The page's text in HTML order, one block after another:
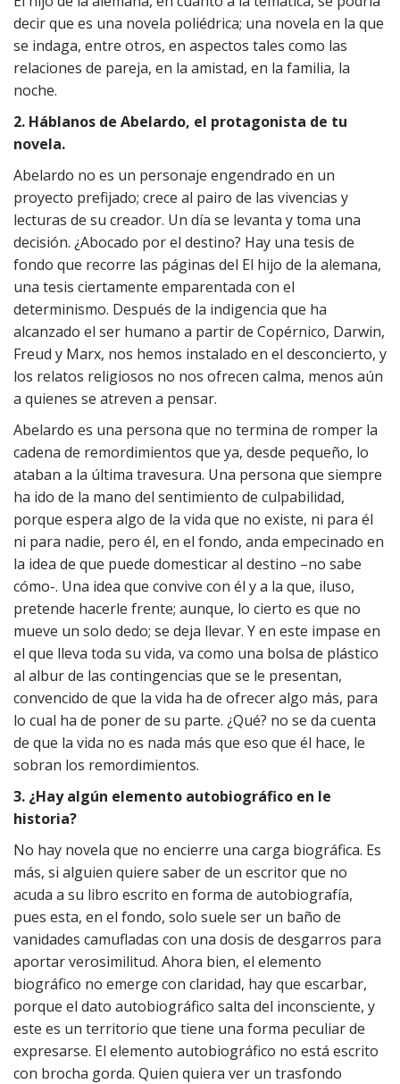
decir que es una novela poliédrica; una novela en la que
se indaga, entre otros, en aspectos tales como las
relaciones de pareja, en la amistad, en la familia, la
noche.
2. Háblanos de Abelardo, el protagonista de tu
novela.
Abelardo no es un personaje engendrado en un
proyecto prefijado; crece al pairo de las vivencias y
lecturas de su creador. Un día se levanta y toma una
decisión. ¿Abocado por el destino? Hay una tesis de
fondo que recorre las páginas del El hijo de la alemana,
una tesis ciertamente emparentada con el
determinismo. Después de la indigencia que ha
alcanzado el ser humano a partir de Copérnico, Darwin,
Freud y Marx, nos hemos instalado en el desconcierto, y
los relatos religiosos no nos ofrecen calma, menos aún
a quienes se atreven a pensar.
Abelardo es una persona que no termina de romper la
cadena de remordimientos que ya, desde pequeño, lo
ataban a la última travesura. Una persona que siempre
ha ido de la mano del sentimiento de culpabilidad,
porque espera algo de la vida que no existe, ni para él
ni para nadie, pero él, en el fondo, anda empecinado en
la idea de que puede domesticar al destino –no sabe
cómo-. Una idea que convive con él y a la que, iluso,
pretende hacerle frente; aunque, lo cierto es que no
mueve un solo dedo; se deja llevar. Y en este impase en
el que lleva toda su vida, va como una bolsa de plástico
al albur de las contingencias que se le presentan,
convencido de que la vida ha de ofrecer algo más, para
lo cual ha de poner de su parte. ¿Qué? no se da cuenta
de que la vida no es nada más que eso que él hace, le
sobran los remordimientos.
3. ¿Hay algún elemento autobiográfico en le
historia?
No hay novela que no encierre una carga biográfica. Es
más, si alguien quiere saber de un escritor que no
acuda a su libro escrito en forma de autobiografía,
pues esta, en el fondo, solo suele ser un baño de
vanidades camufladas con una dosis de desgarros para
aportar verosimilitud. Ahora bien, el elemento
biográfico no emerge con claridad, hay que escarbar,
porque el dato autobiográfico salta del inconsciente, y
este es un territorio que tiene una forma peculiar de
expresarse. El elemento autobiográfico no está escrito
con brocha gorda. Quien quiera ver un trasfondo